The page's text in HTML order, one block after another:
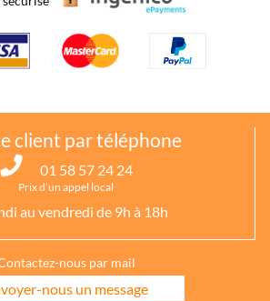
toutes les activités que je mène
ou simplement voir sa page, voir
client par téléphone
01 58 57 24 24
Prix d’un appel local
au vendredi de 9h à 18h
nous par mail
nous un message